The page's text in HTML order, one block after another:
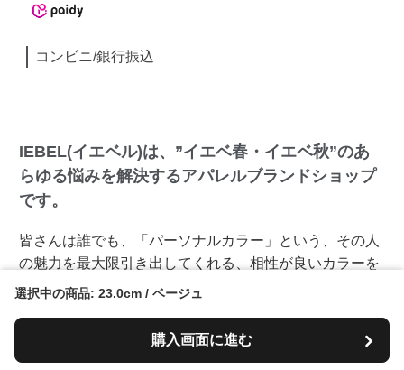
選択中の商品: 23.0cm / ベージュ
購入画面に進む
コンビニ/銀行振込
IEBEL(イエベル)は、”イエベ春・イエベ秋”のあ
らゆる悩みを解決するアパレルブランドショップ
です。
皆さんは誰でも、「パーソナルカラー」という、その人
の魅力を最大限引き出してくれる、相性が良いカラーを
持っています。
生まれ持った「肌の色」、「目の色」、「髪の色」と相